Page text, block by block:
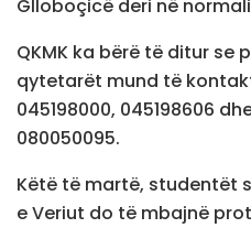
Glloboçicë deri në
QKMK ka bërë të ditur se
qytetarët mund të
045198000, 045198606
080050095.
Këtë të martë, studentët
e Veriut do të mbajnë